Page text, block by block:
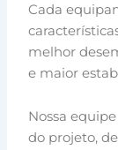
Cada
melhor
e maior
Nossa
do projeto,